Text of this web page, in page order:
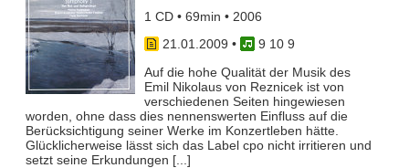
1 CD • 69min • 2006
21.01.2009 •
9 10 9
Auf die hohe Qualität der Musik des
Emil Nikolaus von Reznicek ist von
verschiedenen Seiten hingewiesen
worden, ohne dass dies nennenswerten Einfluss auf die
Berücksichtigung seiner Werke im Konzertleben hätte.
Glücklicherweise lässt sich das Label cpo nicht irritieren und
setzt seine Erkundungen [...]